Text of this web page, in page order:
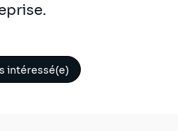
intéressé(e)